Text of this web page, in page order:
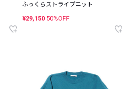
ふっくらストライプニット
¥29,150 50%OFF